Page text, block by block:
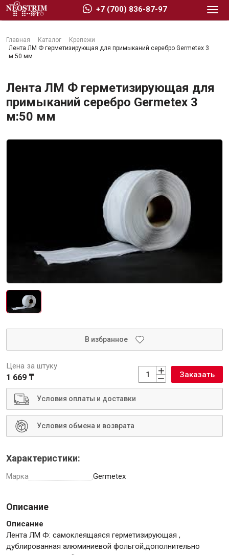
Главная Каталог
Крепежи
Лента ЛМ Ф герметизирующая для примыканий серебро Germetex 3
м:50 мм
Лента ЛМ Ф герметизирующая для
примыканий серебро Germetex 3
м:50 мм
В избранное
Цена за штуку
1 669 ₸ Заказать
Условия оплаты и доставки
Условия обмена и возврата
Характеристики:
Марка Germetex
Описание
Описание
Лента ЛМ Ф: самоклеящаяся герметизирующая ,
дублированная алюминиевой фольгой,дополнительно
+7 (700) 836-87-97
Стройматериалы
Гидроизоляция
Интерьер и отделка
Лакокрасочные материалы
Клеи, жидкие гвозди
Обои
Инженерные системы
Водоснабжение и водоотведение
Малярный инструмент